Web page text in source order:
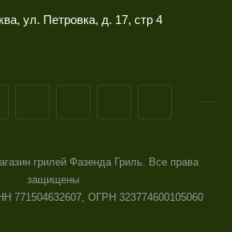
ул. Петровка, д. 17, стр 4
грилей Фазенда Гриль. Все права
защищены
771504632607, ОГРН 323774600105060